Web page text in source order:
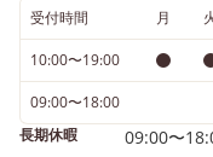
受付時間 月
10:00〜19:00
09:00〜18:00
長期休暇
09:00〜